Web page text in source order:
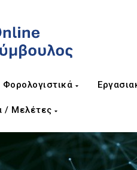
Φορολογιστικά
/ Μελέτες